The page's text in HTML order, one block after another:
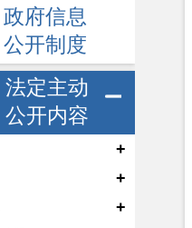
政府信息
公开制度
法定主动
公开内容
+
+
+